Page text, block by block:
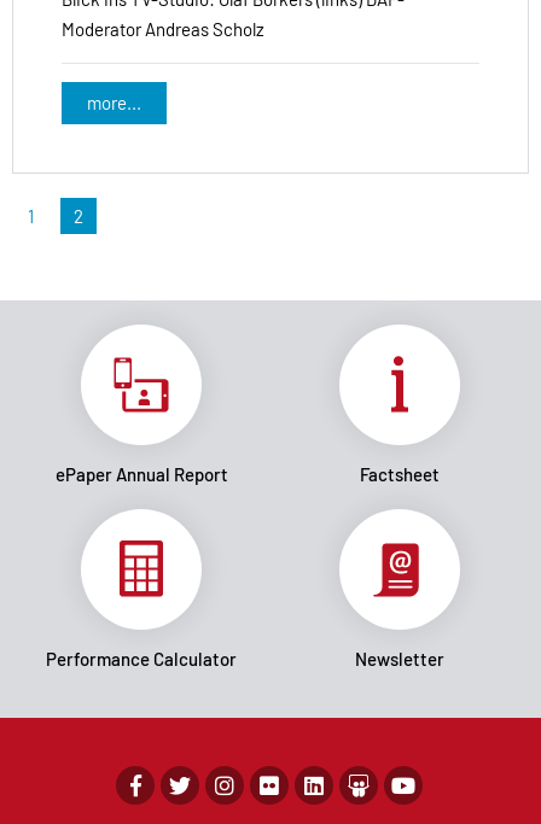
Moderator Andreas Scholz
more...
1 2
ePaper Annual Report Factsheet
Performance Calculator Newsletter